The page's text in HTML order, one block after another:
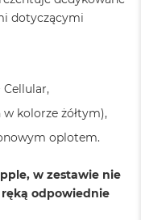
dotyczącymi
Cellular,
kolorze żółtym),
oplotem.
w zestawie nie
odpowiednie